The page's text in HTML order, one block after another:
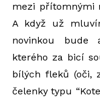
mezi přítomnými
A když už
novinkou bude
kterého za bicí
bílých fleků (oči,
čelenky typu